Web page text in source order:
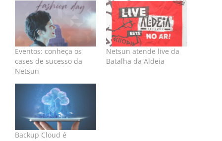
Eventos: conheça os
cases de sucesso da
Netsun
Netsun atende live da
Batalha da Aldeia
Backup Cloud é